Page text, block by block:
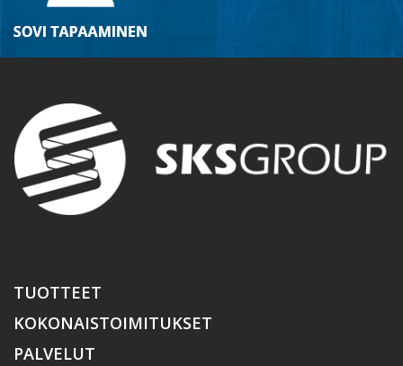
TUOTTEET
KOKONAISTOIMITUKSET
PALVELUT